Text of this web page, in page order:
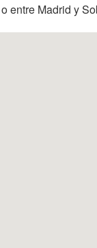
entre Madrid y